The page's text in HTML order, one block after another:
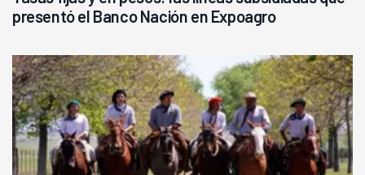
presentó el Banco Nación en Expoagro